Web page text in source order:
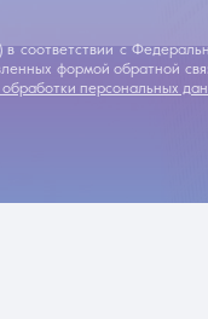
соответствии с
формой обратной
персональных